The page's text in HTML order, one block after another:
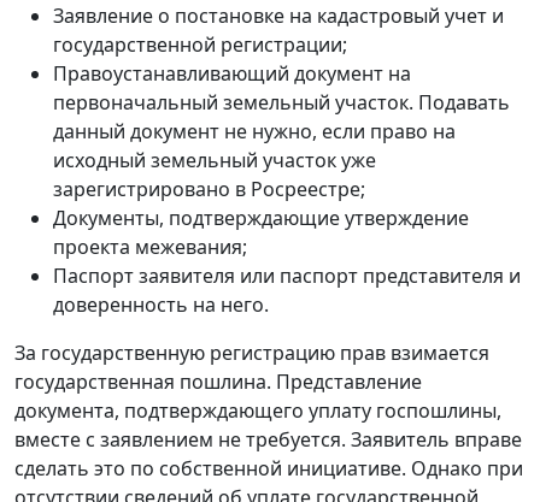
Заявление о постановке на кадастровый учет и
государственной регистрации;
Правоустанавливающий документ на
первоначальный земельный участок. Подавать
данный документ не нужно, если право на
исходный земельный участок уже
зарегистрировано в Росреестре;
Документы, подтверждающие утверждение
проекта межевания;
Паспорт заявителя или паспорт представителя и
доверенность на него.
За государственную регистрацию прав взимается
государственная пошлина. Представление
документа, подтверждающего уплату госпошлины,
вместе с заявлением не требуется. Заявитель вправе
сделать это по собственной инициативе. Однако при